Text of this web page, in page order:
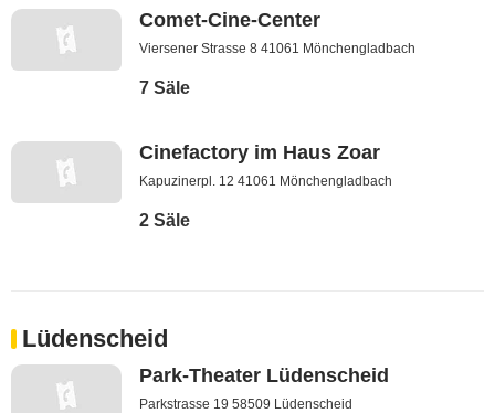
Comet-Cine-Center
Viersener Strasse 8 41061 Mönchengladbach
7 Säle
Cinefactory im Haus Zoar
Kapuzinerpl. 12 41061 Mönchengladbach
2 Säle
Lüdenscheid
Park-Theater Lüdenscheid
Parkstrasse 19 58509 Lüdenscheid